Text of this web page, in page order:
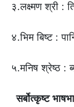
३.लक्ष्मण श्री :
४.भिम बिष्ट :
५.मनिष श्रेष्ठ :
सर्बोत्कृष्ट